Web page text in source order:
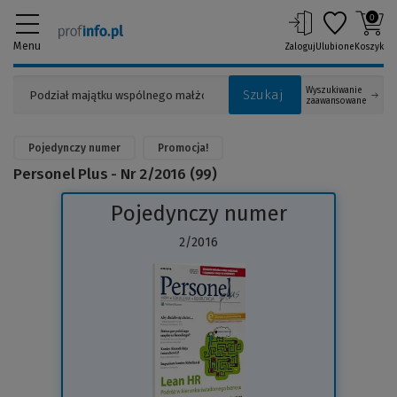
Menu
Szukaj
Wyszukiwanie
zaawansowane
ZalogujUlubione
0
Koszyk
Pojedynczy numer Promocja!
Personel Plus - Nr 2/2016 (99)
Pojedynczy numer
2/2016
(Link
strony)